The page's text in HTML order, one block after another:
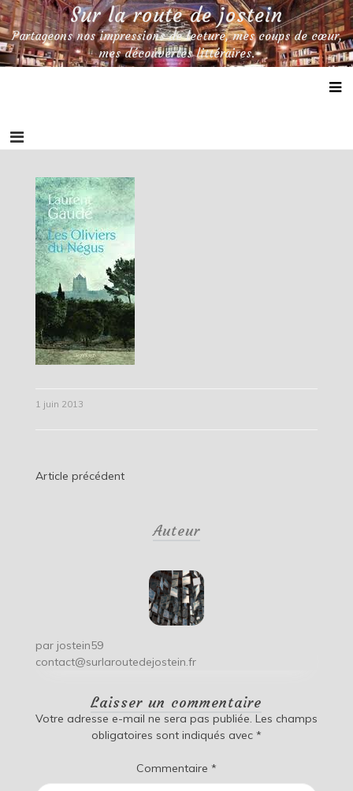
Skip
to
content
Sur la route de jostein
Partageons nos impressions de lecture, mes coups de cœur,
mes découvertes littéraires.
1 juin 2013
Navigation
Article précédent
Auteur
par jostein59
contact@surlaroutedejostein.fr
Laisser un commentaire
Votre adresse e-mail ne sera pas publiée. Les champs
obligatoires sont indiqués avec *
Commentaire *